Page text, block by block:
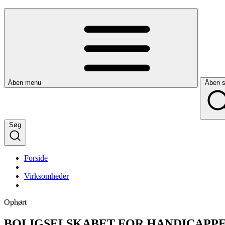
Åben menu Åben
Søg
Forside
Virksomheder
Ophørt